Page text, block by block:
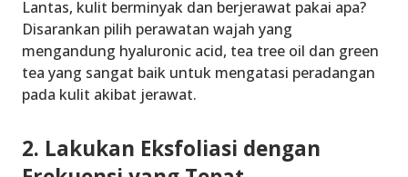
Lantas, kulit berminyak dan berjerawat pakai apa?
Disarankan pilih perawatan wajah yang
mengandung hyaluronic acid, tea tree oil dan green
tea yang sangat baik untuk mengatasi peradangan
pada kulit akibat jerawat.
2. Lakukan Eksfoliasi dengan